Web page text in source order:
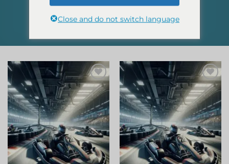
Close and do not switch language